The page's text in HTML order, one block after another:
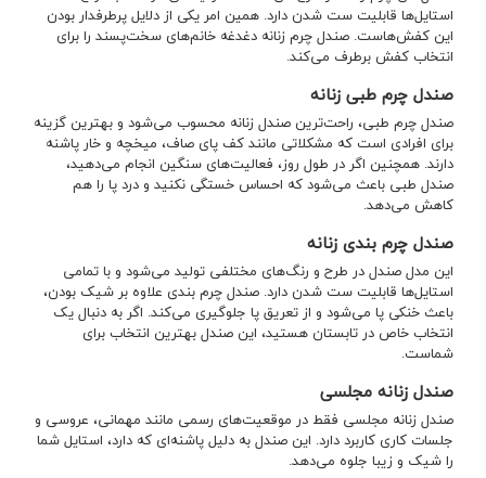
استایل‌ها قابلیت ست شدن دارد. همین امر یکی از دلایل پرطرفدار بودن
این کفش‌هاست. صندل چرم زنانه دغدغه خانم‌‌های سخت‌پسند را برای
انتخاب کفش برطرف می‌کند.
صندل چرم طبی زنانه
صندل چرم طبی، راحت‌ترین صندل زنانه محسوب می‌شود و بهترین گزینه
برای افرادی است که مشکلاتی مانند کف پای صاف، میخچه و خار پاشنه
دارند. همچنین اگر در طول روز، فعالیت‌های سنگین انجام می‌دهید،
صندل طبی باعث می‌شود که احساس خستگی نکنید و درد پا را هم
کاهش می‌دهد.
صندل چرم بندی زنانه
این مدل صندل در طرح و رنگ‌های مختلفی تولید می‌شود و با تمامی
استایل‌ها قابلیت ست شدن دارد. صندل چرم بندی علاوه بر شیک بودن،
باعث خنکی پا می‌شود و از تعریق پا جلوگیری می‌کند. اگر به دنبال یک
انتخاب خاص در تابستان هستید، این صندل بهترین انتخاب برای
شماست.
صندل زنانه مجلسی
صندل زنانه مجلسی فقط در موقعیت‌های رسمی مانند مهمانی، عروسی و
جلسات کاری کاربرد دارد. این صندل به دلیل پاشنه‌ای که دارد، استایل شما
را شیک و زیبا جلوه می‌دهد.